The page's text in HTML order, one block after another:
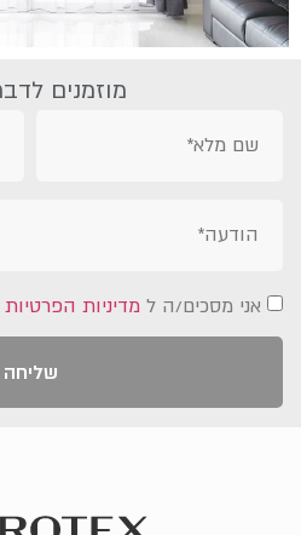
מוזמנים
אני מסכים/ה ל מדיניות הפרטיות
שליחה